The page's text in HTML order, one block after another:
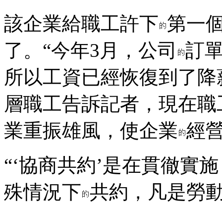
該企業給職工許下 第一
了。“今年3月，公司
訂
所以工資已經恢復到了降
層職工告訴記者，現在
業重振雄風，使企業 經
“‘協商共約’是在貫徹實
殊情況下 共約，凡是勞